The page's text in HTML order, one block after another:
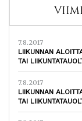
7.8.2017
LIIKUNNAN
TAI
7.8.2017
LIIKUNNAN
TAI